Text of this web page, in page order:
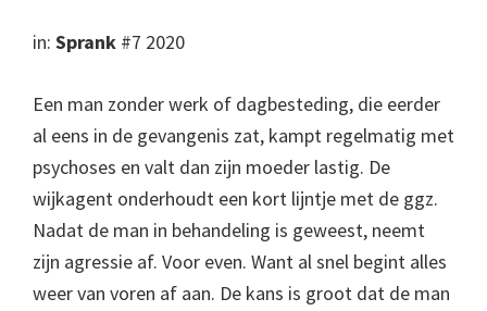
in: Sprank #7 2020
Een man zonder werk of dagbesteding, die eerder
al eens in de gevangenis zat, kampt regelmatig met
psychoses en valt dan zijn moeder lastig. De
wijkagent onderhoudt een kort lijntje met de ggz.
Nadat de man in behandeling is geweest, neemt
zijn agressie af. Voor even. Want al snel begint alles
weer van voren af aan. De kans is groot dat de man